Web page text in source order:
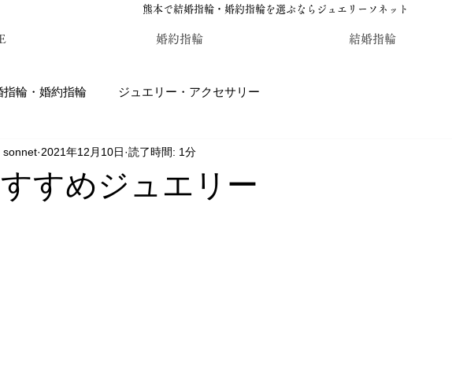
熊本で結婚指輪・婚約指輪を選ぶならジュエリーソネット
婚約指輪 結婚指輪
指輪・婚約指輪 ジュエリー・アクセサリー
ット熊本：結婚指輪・婚約指輪のジュエリーソネット熊本 カラーストーン・
すめジュエリー
sonnet 2021年12月10日 読了時間: 1分